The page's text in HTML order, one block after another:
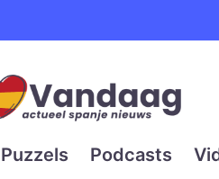
digitale
Puzzels Podcasts